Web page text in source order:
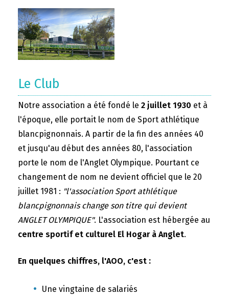
Le Club
Notre association a été fondé le 2 juillet 1930 et à
l'époque, elle portait le nom de Sport athlétique
blancpignonnais. A partir de la fin des années 40
et jusqu'au début des années 80, l'association
porte le nom de l'Anglet Olympique. Pourtant ce
changement de nom ne devient officiel que le 20
juillet 1981 : "l'association Sport athlétique
blancpignonnais change son titre qui devient
ANGLET OLYMPIQUE". L'association est hébergée au
centre sportif et culturel El Hogar à Anglet.
En quelques chiffres, l'AOO, c'est :
Une vingtaine de salariés